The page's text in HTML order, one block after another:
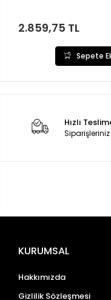
2.859,75 TL
Sepete
Hızlı
Siparişleriniz
KURUMSAL
Hakkımızda
Gizlilik Sözleşmesi